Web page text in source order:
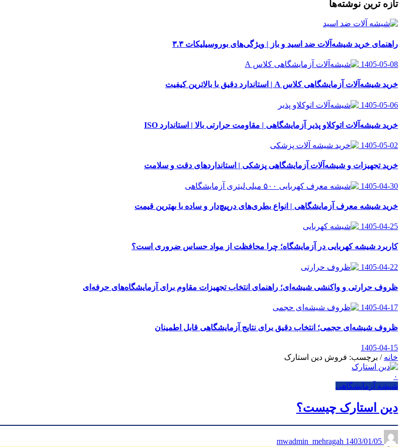
تازه ترین نوشته‌ها
راهنمای خرید شیشه‌آلات ضد اسید و باز | ویژگی‌های بوروسیلیکات ۳.۳
1405-05-08
خرید شیشه‌آلات آزمایشگاهی کلاس A | استاندارد دقیق با بالاترین کیفیت
1405-05-06
خرید شیشه‌آلات اتوکلاو پذیر آزمایشگاهی | مقاومت حرارتی بالا | استاندارد ISO
1405-05-02
خرید تجهیزات و شیشه‌آلات آزمایشگاهی پزشکی | استانداردهای دقت و سلامت
1405-04-30
خرید شیشه معرف آزمایشگاهی | انواع بطری‌های در‌پیچ‌دار و ساده با بهترین قیمت
1405-04-25
کاربرد شیشه کهربایی در آزمایشگاه؛ چرا محافظت از مواد حساس ضروری است؟
1405-04-22
ظروف حرارتی و واکنشی شیشه‌ای؛ راهنمای انتخاب تجهیزات مقاوم برای آزمایشگاه‌های حرفه‌ای
1405-04-17
ظروف شیشه‌ای حجمی؛ انتخاب دقیق برای نتایج آزمایشگاهی قابل اطمینان
1405-04-15
خانه / برچسب: فروش دین استارک
۰
شیشه آزمایشگاهی
دین استارک چیست؟
1403/01/05